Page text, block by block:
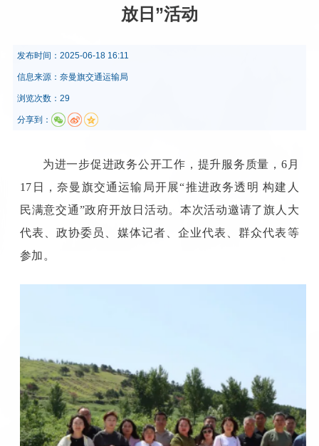
放日”活动
发布时间： 2025-06-18 16:11
信息来源： 奈曼旗交通运输局
浏览次数：29
分享到：
为进一步促进政务公开工作，提升服务质量，6月
17日，奈曼旗交通运输局开展“推进政务透明 构建人
民满意交通”政府开放日活动。本次活动邀请了旗人大
代表、政协委员、媒体记者、企业代表、群众代表等
参加。